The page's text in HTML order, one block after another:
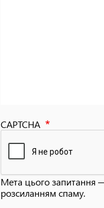
CAPTCHA
Мета цього запитання
розсиланням спаму.